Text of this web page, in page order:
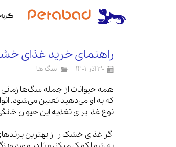
گربه
راهنمای خرید غذای
۳۰ آذر ۱۴۰۱ سگ ها
همه حیوانات از جمله سگ‌ها
که به او می‌دهید تعیین می‌شود.
نوع غذا برای تغذیه این حیوان
اگر غذای خشک را از بهترین